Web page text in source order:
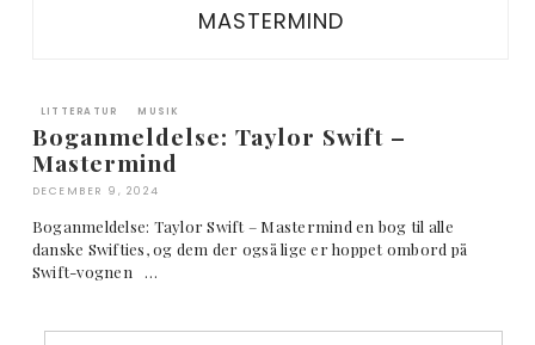
MASTERMIND
LITTERATUR MUSIK
Boganmeldelse: Taylor Swift –
Mastermind
DECEMBER 9, 2024
Boganmeldelse: Taylor Swift – Mastermind en bog til alle
danske Swifties, og dem der også lige er hoppet ombord på
Swift-vognen …